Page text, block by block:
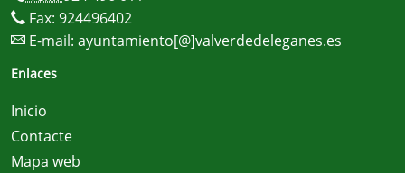
Fax: 924496402
E-mail: ayuntamiento[@]valverdedeleganes.es
Enlaces
Inicio
Contacte
Mapa web